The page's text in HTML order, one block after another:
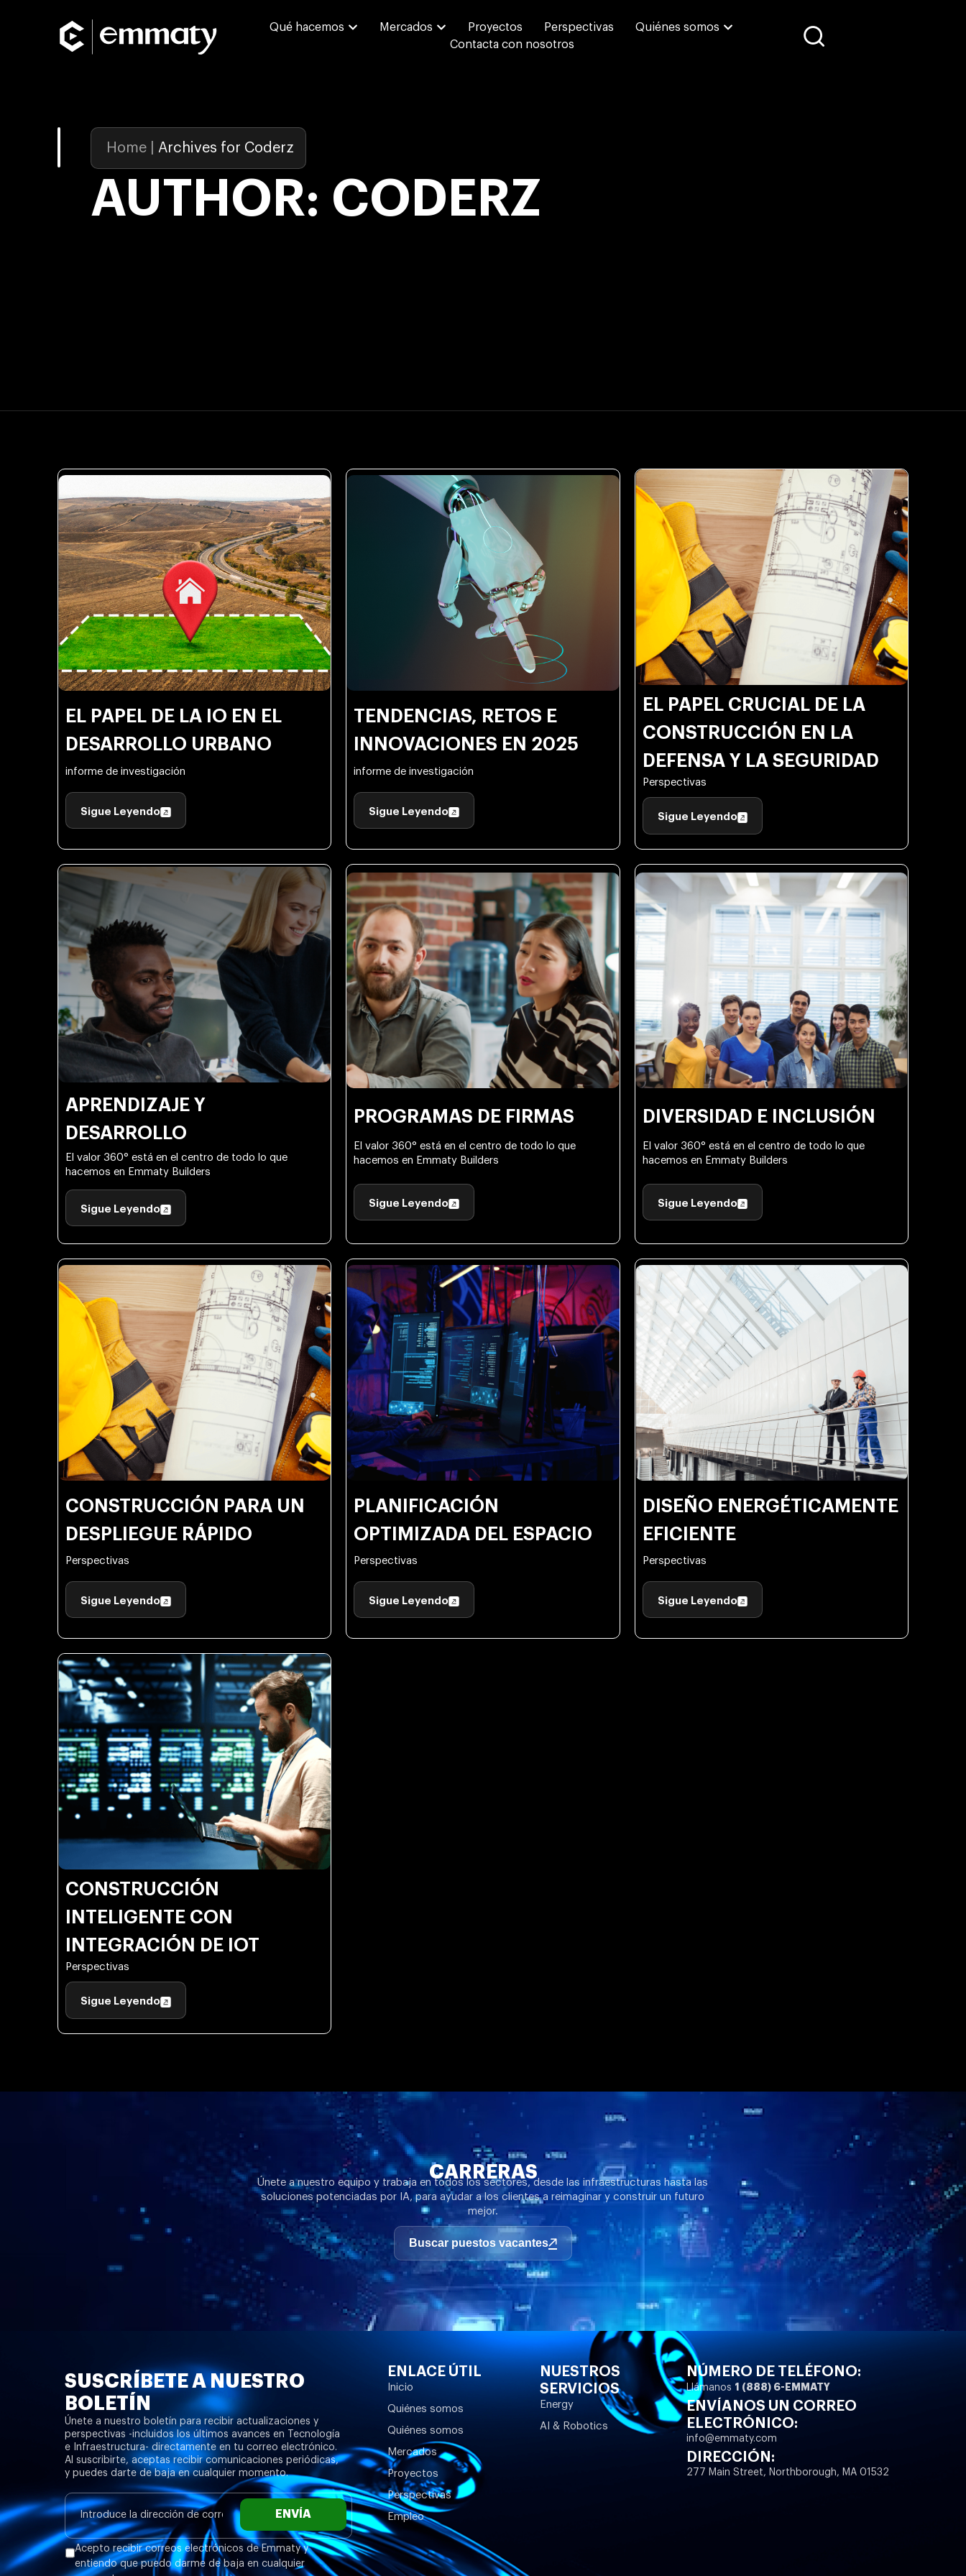
Qué hacemos Mercados Proyectos Perspectivas
Quiénes somos
Contacta con nosotros
Home Archives for Coderz
AUTHOR: CODERZ
EL PAPEL DE LA IO EN EL
DESARROLLO URBANO
informe de investigación
Sigue Leyendo
TENDENCIAS, RETOS E
INNOVACIONES EN 2025
informe de investigación
Sigue Leyendo
EL PAPEL CRUCIAL DE LA
CONSTRUCCIÓN EN LA
DEFENSA Y LA SEGURIDAD
Perspectivas
Sigue Leyendo
APRENDIZAJE Y
DESARROLLO
El valor 360° está en el centro de todo lo que
hacemos en Emmaty Builders
Sigue Leyendo
PROGRAMAS DE FIRMAS
El valor 360° está en el centro de todo lo que
hacemos en Emmaty Builders
Sigue Leyendo
DIVERSIDAD E INCLUSIÓN
El valor 360° está en el centro de todo lo que
hacemos en Emmaty Builders
Sigue Leyendo
CONSTRUCCIÓN PARA UN
DESPLIEGUE RÁPIDO
Perspectivas
Sigue Leyendo
PLANIFICACIÓN
OPTIMIZADA DEL ESPACIO
Perspectivas
Sigue Leyendo
DISEÑO ENERGÉTICAMENTE
EFICIENTE
Perspectivas
Sigue Leyendo
CONSTRUCCIÓN
INTELIGENTE CON
INTEGRACIÓN DE IOT
Perspectivas
Sigue Leyendo
CARRERAS
Únete a nuestro equipo y trabaja en todos los sectores, desde las infraestructuras hasta las
soluciones potenciadas por IA, para ayudar a los clientes a reimaginar y construir un futuro
mejor.
Buscar puestos vacantes
SUSCRÍBETE A NUESTRO
BOLETÍN
Únete a nuestro boletín para recibir actualizaciones y
perspectivas -incluidos los últimos avances en Tecnología
e Infraestructura- directamente en tu correo electrónico.
Al suscribirte, aceptas recibir comunicaciones periódicas,
y puedes darte de baja en cualquier momento.
Acepto recibir correos electrónicos de Emmaty y
entiendo que puedo darme de baja en cualquier
ENVÍA
ENLACE ÚTIL
Inicio
Quiénes somos
Quiénes somos
Mercados
Proyectos
Perspectivas
Empleo
NUESTROS
SERVICIOS
Energy
AI & Robotics
NÚMERO DE TELÉFONO:
Llámanos 1 (888) 6-EMMATY
ENVÍANOS UN CORREO
ELECTRÓNICO:
info@emmaty.com
DIRECCIÓN:
277 Main Street, Northborough, MA 01532